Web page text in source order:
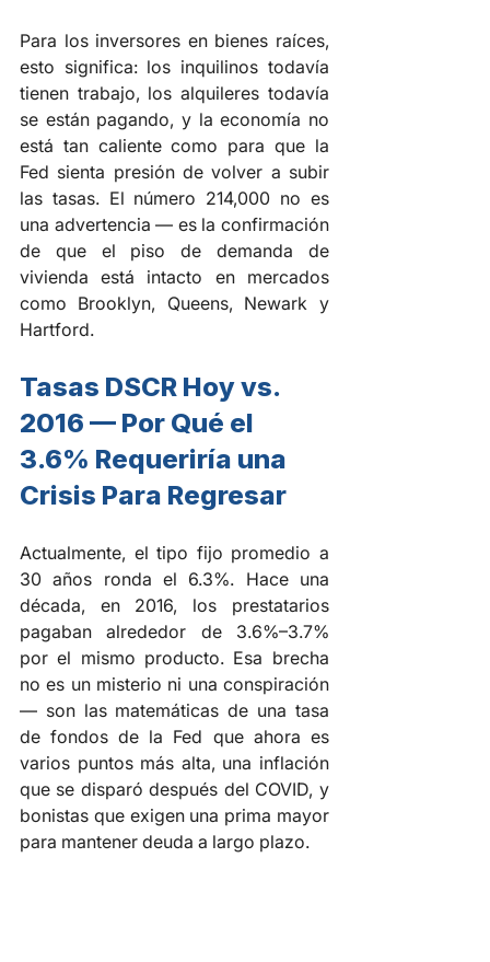
Para los inversores en bienes raíces,
esto significa: los inquilinos todavía
tienen trabajo, los alquileres todavía
se están pagando, y la economía no
está tan caliente como para que la
Fed sienta presión de volver a subir
las tasas. El número 214,000 no es
una advertencia — es la confirmación
de que el piso de demanda de
vivienda está intacto en mercados
como Brooklyn, Queens, Newark y
Hartford.
Tasas DSCR Hoy vs.
2016 — Por Qué el
3.6% Requeriría una
Crisis Para Regresar
Actualmente, el tipo fijo promedio a
30 años ronda el 6.3%. Hace una
década, en 2016, los prestatarios
pagaban alrededor de 3.6%–3.7%
por el mismo producto. Esa brecha
no es un misterio ni una conspiración
— son las matemáticas de una tasa
de fondos de la Fed que ahora es
varios puntos más alta, una inflación
que se disparó después del COVID, y
bonistas que exigen una prima mayor
para mantener deuda a largo plazo.